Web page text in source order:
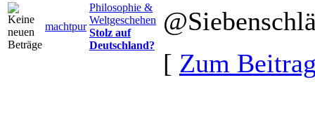
machtpur
Philosophie &
Weltgeschehen
Stolz auf
Deutschland?
[ Zum